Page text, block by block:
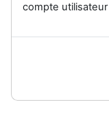
compte